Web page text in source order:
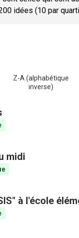
idées (10 par
Z-A (alphabétique
inverse)
midi
à l'école